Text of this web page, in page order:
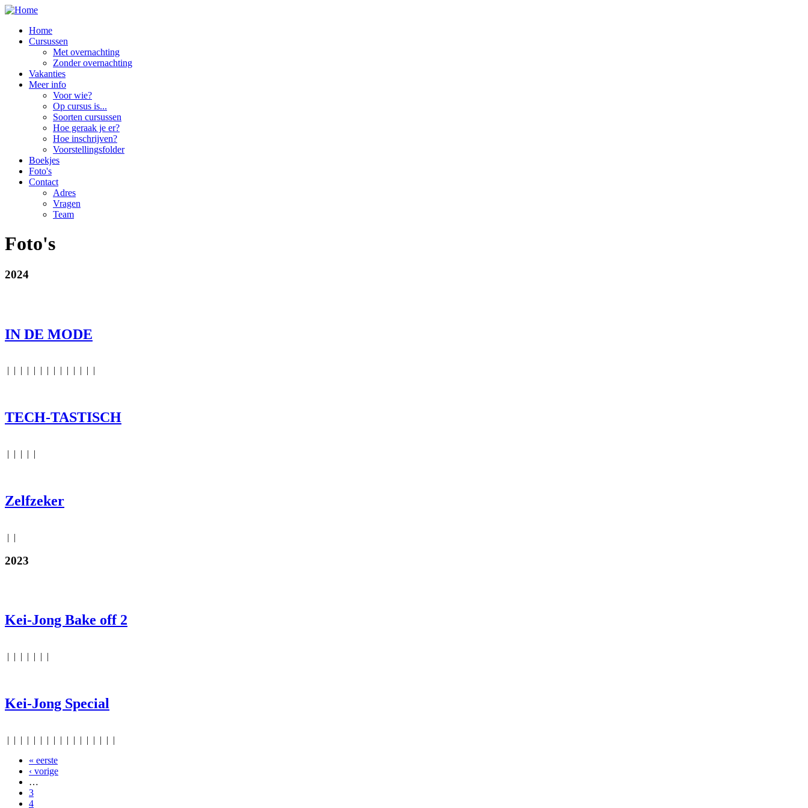
Overslaan en naar de inhoud gaan
Home
Cursussen
Met overnachting
Zonder overnachting
Vakanties
Meer info
Voor wie?
Op cursus is...
Soorten cursussen
Hoe geraak je er?
Hoe inschrijven?
Voorstellingsfolder
Boekjes
Foto's
Contact
Adres
Vragen
Team
Foto's
2024
IN DE MODE
| | | | | | | | | | | | | |
TECH-TASTISCH
| | | | |
Zelfzeker
| |
2023
Kei-Jong Bake off 2
| | | | | | |
Kei-Jong Special
| | | | | | | | | | | | | | | | |
Pagina's
« eerste
‹ vorige
…
3
4